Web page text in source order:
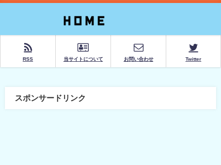
RSS 当サイトについて お問い合わせ Twitter
スポンサードリンク